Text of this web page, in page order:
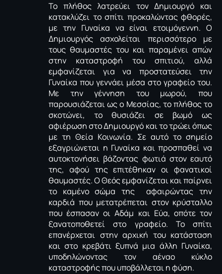
Το πλήθος λατρεύει τον Δημιουργό και
κατακλύζει το σπίτι προκαλώντας φθορές,
με την Γυναίκα να είναι ετοιμόγεννη. Ο
Δημιουργός ασχολείται περισσότερο με
τους θαυμαστές του και παραμένει απών
στην καταστροφή του σπιτιού, αλλά
εμφανίζεται για να προστατεύσει την
Γυναίκα που γεννάει μέσα στο γραφείο του.
Με την γέννηση του μωρού, που
παρουσιάζεται ως ο Μεσσίας, το πλήθος το
σκοτώνει, το θυσιάζει σε βωμό ως
αφιέρωση στο Δημιουργό και το τρώει όπως
με τη Θεία Κοινωνία. Σε αυτό το σημείο
εξαγριώνεται η Γυναίκα και προσπαθεί να
αυτοκτονήσει βάζοντας φωτιά στον εαυτό
της, αφού της επιτέθηκαν οι φανατικοί
θαυμαστές. Ο Θεός εμφανίζεται και παίρνει
το καμένο σώμα της αφαιρώντας την
καρδιά που μετατρέπεται στον κρύσταλλο
που έσπασαν οι Αδάμ και Εύα, οπότε τον
ξανατοποθετεί στο γραφείο. Το σπίτι
επανέρχεται στην αρχική του κατάσταση
και στο κρεβάτι ξυπνά μια άλλη Γυναίκα,
υποδηλώνοντας τον αέναο κύκλο
καταστροφής που υποβάλλεται η φύση.